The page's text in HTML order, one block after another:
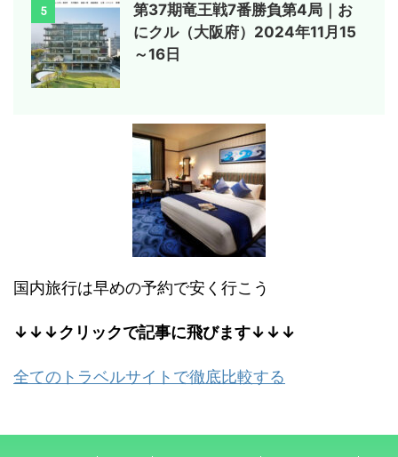
5
第37期竜王戦7番勝負第4局｜お
にクル（大阪府）2024年11月15
～16日
国内旅行は早めの予約で安く行こう
↓↓↓クリックで記事に飛びます↓↓↓
全てのトラベルサイトで徹底比較する